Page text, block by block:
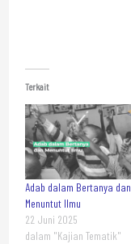
Terkait
Adab dalam Bertanya dan
Menuntut Ilmu
22 Juni 2025
dalam "Kajian Tematik"